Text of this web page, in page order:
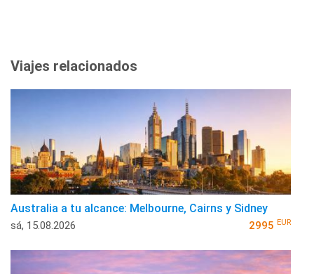
Viajes relacionados
Australia a tu alcance: Melbourne, Cairns y Sidney
sá, 15.08.2026 2995 EUR